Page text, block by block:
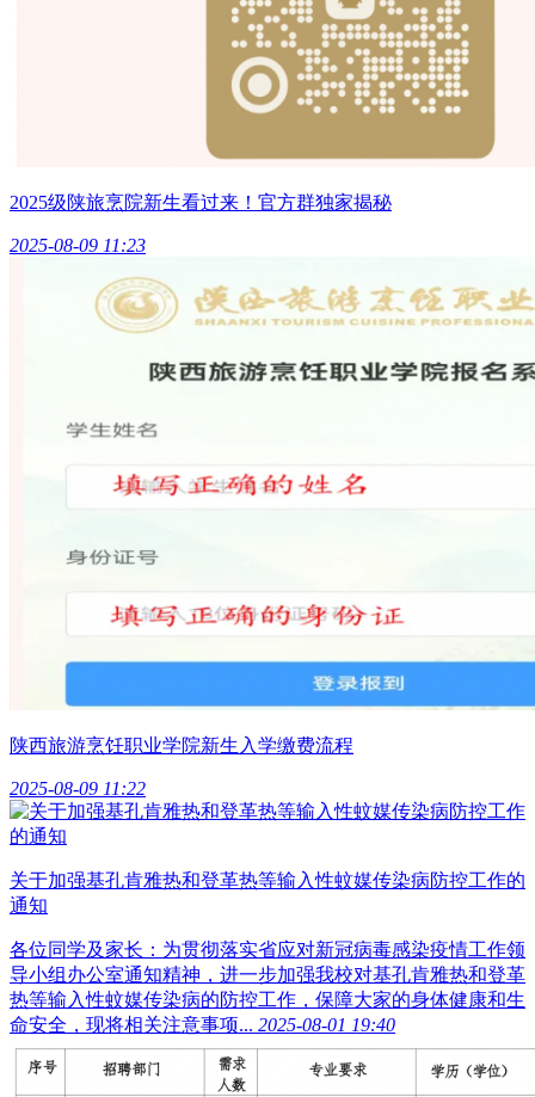
2025级陕旅烹院新生看过来！官方群独家揭秘
2025-08-09 11:23
陕西旅游烹饪职业学院新生入学缴费流程
2025-08-09 11:22
关于加强基孔肯雅热和登革热等输入性蚊媒传染病防控工作的
通知
各位同学及家长：为贯彻落实省应对新冠病毒感染疫情工作领
导小组办公室通知精神，进一步加强我校对基孔肯雅热和登革
热等输入性蚊媒传染病的防控工作，保障大家的身体健康和生
命安全，现将相关注意事项... 2025-08-01 19:40